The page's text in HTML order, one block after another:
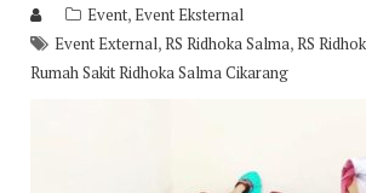
Event,Event Eksternal
Event External,RS Ridhoka Salma,RS
Rumah Sakit Ridhoka Salma Cikarang